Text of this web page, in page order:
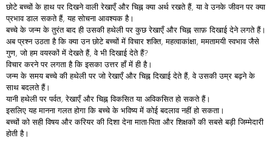
छोटे बच्चों के हाथ पर दिखने वाली रेखाएँ और चिह्न क्या अर्थ रखते हैं, या वे उनके जीवन पर क्या
प्रभाव डाल सकते हैं, यह सोचना आवश्यक है।
बच्चे के जन्म के तुरंत बाद ही उसकी हथेली पर कुछ रेखाएँ और चिह्न साफ़ दिखाई देने लगते हैं।
अब प्रश्न उठता है कि क्या उन छोटे बच्चों में विचार शक्ति, महत्वाकांक्षा, ममतामयी स्वभाव जैसे
गुण, जो हम वयस्कों में देखते हैं, वे भी दिखाई देते हैं?
विचार करने पर लगता है कि इसका उत्तर हाँ में ही है।
जन्म के समय बच्चे की हथेली पर जो रेखाएँ और चिह्न दिखाई देते हैं, वे उसकी उम्र बढ़ने के
साथ बदलते हैं।
यानी हथेली पर पर्वत, रेखाएँ और चिह्न विकसित या अविकसित हो सकते हैं।
इसलिए यह मानना गलत होगा कि बच्चे के भविष्य में कोई बदलाव नहीं हो सकता।
बच्चों को सही विषय और करियर की दिशा देना माता-पिता और शिक्षकों की सबसे बड़ी जिम्मेदारी
होती है।